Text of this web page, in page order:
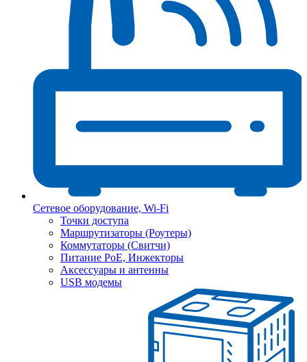
Сетевое оборудование, Wi-Fi
Точки доступа
Маршрутизаторы (Роутеры)
Коммутаторы (Свитчи)
Питание PoE, Инжекторы
Аксессуары и антенны
USB модемы